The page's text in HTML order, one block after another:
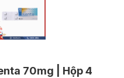
70mg | Hộp 4